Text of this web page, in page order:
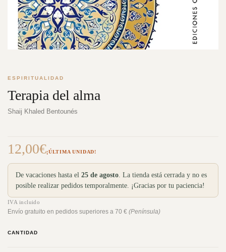
ESPIRITUALIDAD
Terapia del alma
Shaij Khaled Bentounés
12,00€¡ÚLTIMA UNIDAD!
De vacaciones hasta el 25 de agosto. La tienda está cerrada y no es
posible realizar pedidos temporalmente. ¡Gracias por tu paciencia!
IVA incluido
Envío gratuito en pedidos superiores a 70 € (Península)
CANTIDAD